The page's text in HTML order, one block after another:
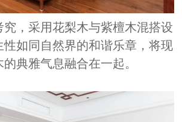
究，采用花梨木与紫檀木混搭设
性如同自然界的和谐乐章，将现
典雅气息融合在一起。